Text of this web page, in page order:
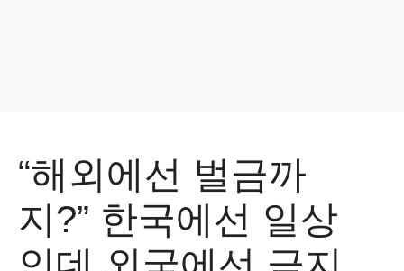
“해외에선 벌금까
지?” 한국에선 일상